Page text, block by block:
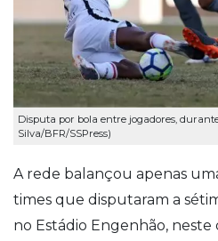
Disputa por bola entre jogadores,
Silva/BFR/SSPress)
A rede balançou apenas
times que disputaram a
no Estádio Engenhão,